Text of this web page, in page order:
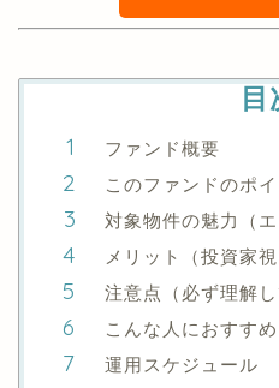
目
ファンド概要
このファンドのポイ
対象物件の魅力（エ
メリット（投資家視
注意点（必ず理解し
こんな人におすすめ
運用スケジュール